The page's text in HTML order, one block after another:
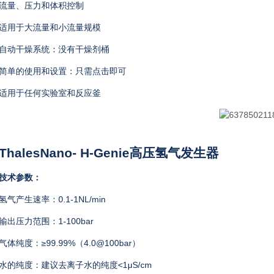
量、压力和体积控制
用于大流量和小流量规模
自动干燥系统：没有干燥剂桶
单的使用和设置：只需点击即可
用于任何实验室和反应釜
H-Genie高压氢气发生器
术参数：
气产生速率： 0.1-1NL/min
出压力范围： 1-100bar
体纯度： ≥99.99% （4.0@100bar）
的纯度：建议去离子水的纯度<1μS/cm